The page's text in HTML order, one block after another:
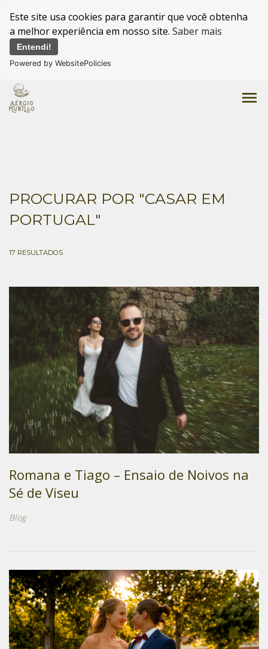
Este site usa cookies para garantir que você obtenha
a melhor experiência em nosso site. Saber mais
Entendi!
Powered by WebsitePolicies
menu
PROCURAR POR "CASAR EM
PORTUGAL"
17 RESULTADOS
Romana e Tiago – Ensaio de Noivos na
Sé de Viseu
Blog